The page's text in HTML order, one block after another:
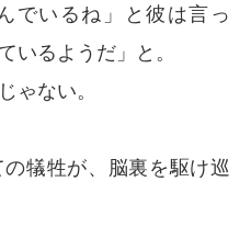
でいるね」と彼は言っ
いるようだ」と。
ゃない。
犠牲が、脳裏を駆け巡